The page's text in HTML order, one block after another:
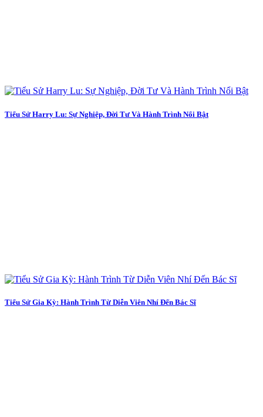
Tiểu Sử Harry Lu: Sự Nghiệp, Đời Tư Và Hành Trình Nổi Bật
Tiểu Sử Gia Kỳ: Hành Trình Từ Diễn Viên Nhí Đến Bác Sĩ